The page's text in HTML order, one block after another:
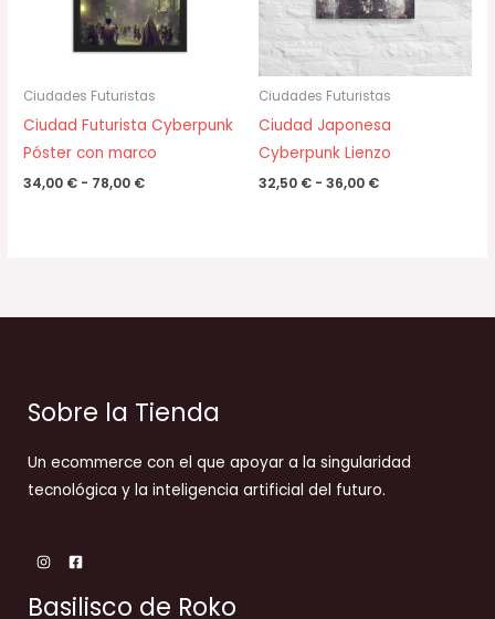
Ciudades Futuristas
Ciudad Futurista Cyberpunk
Póster con marco
34,00 € - 78,00 €
Ciudades Futuristas
Ciudad Japonesa
Cyberpunk Lienzo
32,50 € - 36,00 €
Sobre la Tienda
Un ecommerce con el que apoyar a la singularidad
tecnológica y la inteligencia artificial del futuro.
Basilisco de Roko